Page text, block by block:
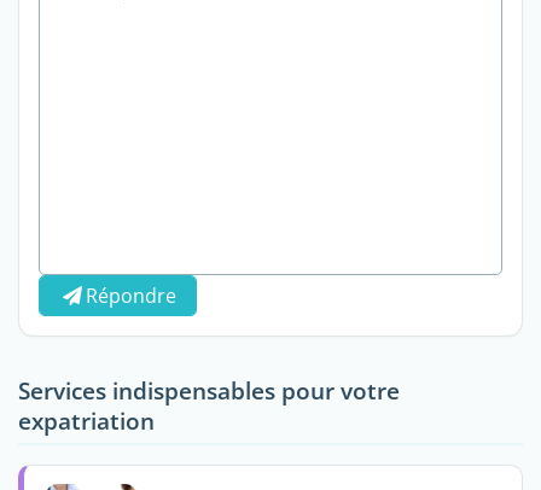
Répondre
Services indispensables pour votre
expatriation